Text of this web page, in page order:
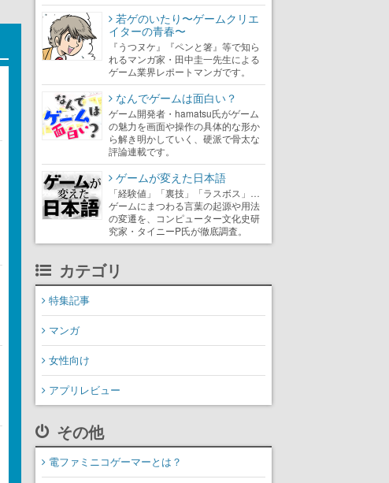
若ゲのいたり〜ゲームクリエ
イターの青春〜
『うつヌケ』『ペンと箸』等で知ら
れるマンガ家・田中圭一先生による
ゲーム業界レポートマンガです。
なんでゲームは面白い？
ゲーム開発者・hamatsu氏がゲーム
の魅力を画面や操作の具体的な形か
ら解き明かしていく、硬派で骨太な
評論連載です。
ゲームが変えた日本語
「経験値」「裏技」「ラスボス」…
ゲームにまつわる言葉の起源や用法
の変遷を、コンピューター文化史研
究家・タイニーP氏が徹底調査。
カテゴリ
特集記事
マンガ
女性向け
アプリレビュー
その他
電ファミニコゲーマーとは？